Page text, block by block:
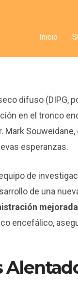
Inicio
difuso (DIPG,
en el tronco
Mark
esperanzas.
de
de una
encefálico,